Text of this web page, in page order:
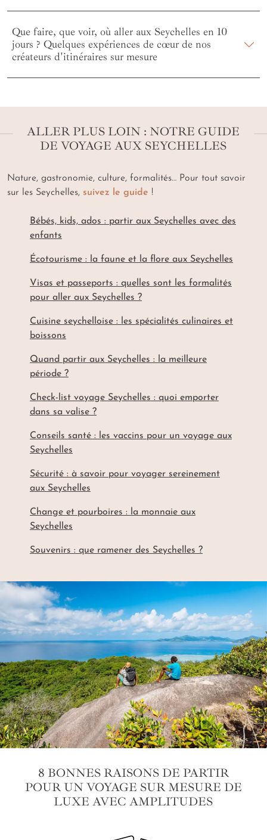
Que faire, que voir, où aller aux Seychelles en 10
jours ? Quelques expériences de cœur de nos
créateurs d'itinéraires sur mesure
ALLER PLUS LOIN : NOTRE GUIDE
DE VOYAGE AUX SEYCHELLES
Nature, gastronomie, culture, formalités… Pour tout savoir
sur les Seychelles, suivez le guide !
Bébés, kids, ados : partir aux Seychelles avec des
enfants
Écotourisme : la faune et la flore aux Seychelles
Visas et passeports : quelles sont les formalités
pour aller aux Seychelles ?
Cuisine seychelloise : les spécialités culinaires et
boissons
Quand partir aux Seychelles : la meilleure
période ?
Check-list voyage Seychelles : quoi emporter
dans sa valise ?
Conseils santé : les vaccins pour un voyage aux
Seychelles
Sécurité : à savoir pour voyager sereinement
aux Seychelles
Change et pourboires : la monnaie aux
Seychelles
Souvenirs : que ramener des Seychelles ?
8 BONNES RAISONS DE PARTIR
POUR UN VOYAGE SUR MESURE DE
LUXE AVEC AMPLITUDES